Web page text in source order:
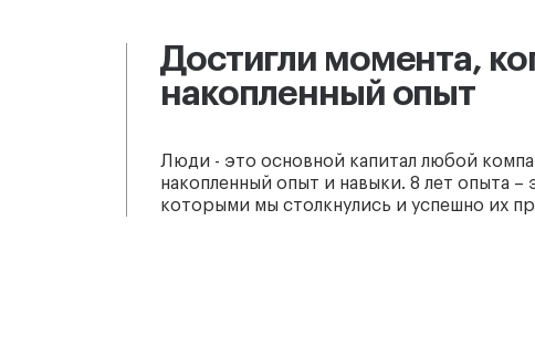
Достигли момента,
накопленный опыт
Люди - это основной капитал любой
накопленный опыт и навыки. 8 лет опыта
которыми мы столкнулись и успешно их